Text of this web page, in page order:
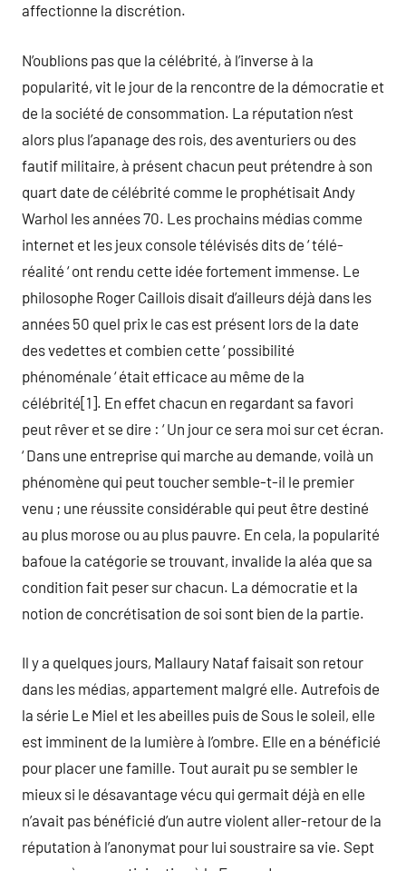
affectionne la discrétion.
N’oublions pas que la célébrité, à l’inverse à la
popularité, vit le jour de la rencontre de la démocratie et
de la société de consommation. La réputation n’est
alors plus l’apanage des rois, des aventuriers ou des
fautif militaire, à présent chacun peut prétendre à son
quart date de célébrité comme le prophétisait Andy
Warhol les années 70. Les prochains médias comme
internet et les jeux console télévisés dits de ‘ télé-
réalité ‘ ont rendu cette idée fortement immense. Le
philosophe Roger Caillois disait d’ailleurs déjà dans les
années 50 quel prix le cas est présent lors de la date
des vedettes et combien cette ‘ possibilité
phénoménale ‘ était efficace au même de la
célébrité[1]. En effet chacun en regardant sa favori
peut rêver et se dire : ‘ Un jour ce sera moi sur cet écran.
‘ Dans une entreprise qui marche au demande, voilà un
phénomène qui peut toucher semble-t-il le premier
venu ; une réussite considérable qui peut être destiné
au plus morose ou au plus pauvre. En cela, la popularité
bafoue la catégorie se trouvant, invalide la aléa que sa
condition fait peser sur chacun. La démocratie et la
notion de concrétisation de soi sont bien de la partie.
Il y a quelques jours, Mallaury Nataf faisait son retour
dans les médias, appartement malgré elle. Autrefois de
la série Le Miel et les abeilles puis de Sous le soleil, elle
est imminent de la lumière à l’ombre. Elle en a bénéficié
pour placer une famille. Tout aurait pu se sembler le
mieux si le désavantage vécu qui germait déjà en elle
n’avait pas bénéficié d’un autre violent aller-retour de la
réputation à l’anonymat pour lui soustraire sa vie. Sept